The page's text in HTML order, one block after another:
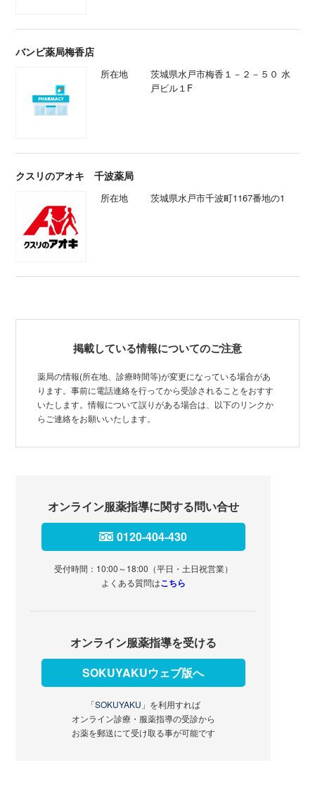
バンビ薬局梅香店
所在地
茨城県水戸市梅香１－２－５０ 水
戸ビル１F
クスリのアオキ 千波薬局
所在地 茨城県水戸市千波町1167番地の1
掲載している情報についてのご注意
薬局の情報(所在地、診療時間等)が変更になっている場合があ
ります。事前に電話連絡を行ってから受診されることをおすす
いたします。情報について誤りがある場合は、以下のリンクか
らご連絡をお願いいたします。
オンライン服薬指導に関する問い合せ
0120-404-430
受付時間：10:00～18:00（平日・土日祝営業）
よくある質問はこちら
オンライン服薬指導を受ける
SOKUYAKUウェブ版へ
「SOKUYAKU」 を利用すれば
オンライン診療・服薬指導の受診から
お薬を郵送にて受け取る事が可能です